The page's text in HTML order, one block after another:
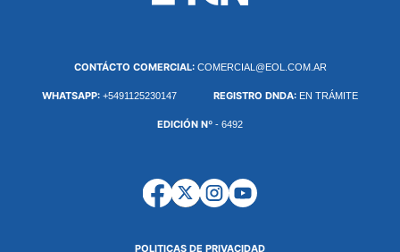
CONTÁCTO COMERCIAL: COMERCIAL@EOL.COM.AR
WHATSAPP: +5491125230147 REGISTRO DNDA: EN TRÁMITE
EDICIÓN Nº - 6492
POLITICAS DE PRIVACIDAD